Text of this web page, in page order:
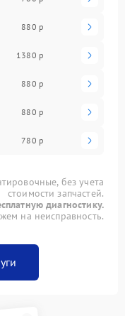
880 р
1380 р
880 р
880 р
780 р
без учета
стоимости запчастей.
диагностику.
на неисправность.